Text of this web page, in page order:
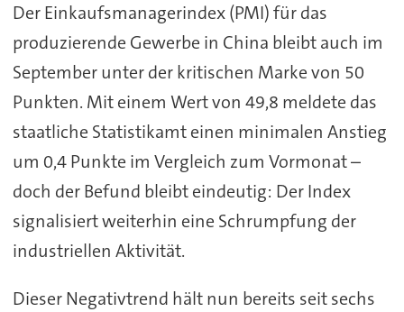
Der Einkaufsmanagerindex (PMI) für das
produzierende Gewerbe in China bleibt auch im
September unter der kritischen Marke von 50
Punkten. Mit einem Wert von 49,8 meldete das
staatliche Statistikamt einen minimalen Anstieg
um 0,4 Punkte im Vergleich zum Vormonat –
doch der Befund bleibt eindeutig: Der Index
signalisiert weiterhin eine Schrumpfung der
industriellen Aktivität.
Dieser Negativtrend hält nun bereits seit sechs